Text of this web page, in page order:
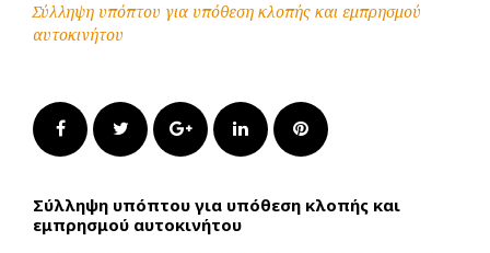
Σύλληψη υπόπτου για υπόθεση κλοπής και εμπρησμού
αυτοκινήτου
FacebookTwitter Google+LinkedInPinterest
Σύλληψη υπόπτου για υπόθεση κλοπής και
εμπρησμού αυτοκινήτου